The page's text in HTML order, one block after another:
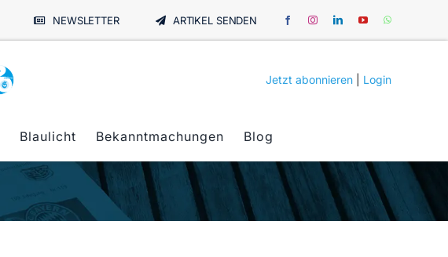
NEWSLETTER ARTIKEL SENDEN
Jetzt abonnieren Login
Blaulicht Bekanntmachungen Blog